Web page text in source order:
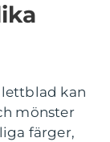
kan
mönster
färger,